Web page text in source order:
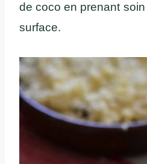
de coco en prenant
surface.